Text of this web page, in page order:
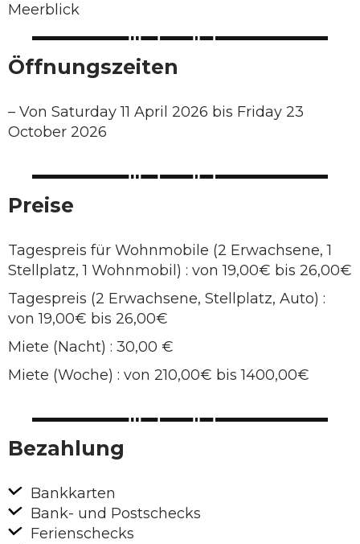
Meerblick
Öffnungszeiten
– Von Saturday 11 April 2026 bis Friday 23
October 2026
Preise
Tagespreis für Wohnmobile (2 Erwachsene, 1
Stellplatz, 1 Wohnmobil) : von 19,00€ bis 26,00€
Tagespreis (2 Erwachsene, Stellplatz, Auto) :
von 19,00€ bis 26,00€
Miete (Nacht) : 30,00 €
Miete (Woche) : von 210,00€ bis 1400,00€
Bezahlung
Bankkarten
Bank- und Postschecks
Ferienschecks